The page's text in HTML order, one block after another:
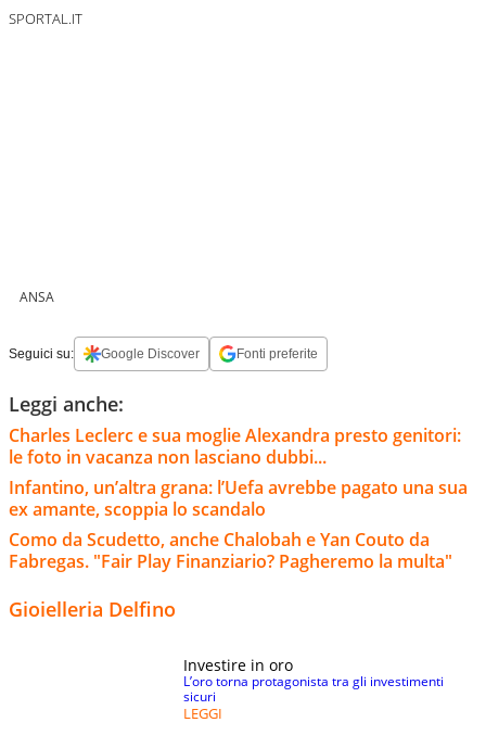
SPORTAL.IT
ANSA
Seguici su: Google Discover Fonti preferite
Leggi anche:
Charles Leclerc e sua moglie Alexandra presto genitori:
le foto in vacanza non lasciano dubbi...
Infantino, un’altra grana: l’Uefa avrebbe pagato una sua
ex amante, scoppia lo scandalo
Como da Scudetto, anche Chalobah e Yan Couto da
Fabregas. "Fair Play Finanziario? Pagheremo la multa"
Gioielleria Delfino
Investire in oro
L’oro torna protagonista tra gli investimenti
sicuri
LEGGI